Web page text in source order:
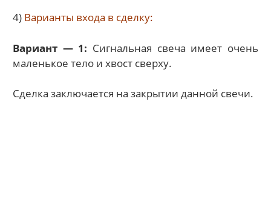
4) Варианты входа в сделку:
Вариант — 1: Сигнальная свеча имеет очень
маленькое тело и хвост сверху.
Сделка заключается на закрытии данной свечи.